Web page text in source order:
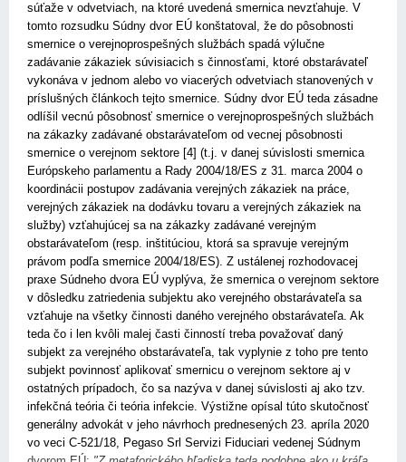
súťaže v odvetviach, na ktoré uvedená smernica nevzťahuje. V
tomto rozsudku Súdny dvor EÚ konštatoval, že do pôsobnosti
smernice o verejnoprospešných službách spadá výlučne
zadávanie zákaziek súvisiacich s činnosťami, ktoré obstarávateľ
vykonáva v jednom alebo vo viacerých odvetviach stanovených v
príslušných článkoch tejto smernice. Súdny dvor EÚ teda zásadne
odlíšil vecnú pôsobnosť smernice o verejnoprospešných službách
na zákazky zadávané obstarávateľom od vecnej pôsobnosti
smernice o verejnom sektore [4] (t.j. v danej súvislosti smernica
Európskeho parlamentu a Rady 2004/18/ES z 31. marca 2004 o
koordinácii postupov zadávania verejných zákaziek na práce,
verejných zákaziek na dodávku tovaru a verejných zákaziek na
služby) vzťahujúcej sa na zákazky zadávané verejným
obstarávateľom (resp. inštitúciou, ktorá sa spravuje verejným
právom podľa smernice 2004/18/ES). Z ustálenej rozhodovacej
praxe Súdneho dvora EÚ vyplýva, že smernica o verejnom sektore
v dôsledku zatriedenia subjektu ako verejného obstarávateľa sa
vzťahuje na všetky činnosti daného verejného obstarávateľa. Ak
teda čo i len kvôli malej časti činností treba považovať daný
subjekt za verejného obstarávateľa, tak vyplynie z toho pre tento
subjekt povinnosť aplikovať smernicu o verejnom sektore aj v
ostatných prípadoch, čo sa nazýva v danej súvislosti aj ako tzv.
infekčná teória či teória infekcie. Výstižne opísal túto skutočnosť
generálny advokát v jeho návrhoch prednesených 23. apríla 2020
vo veci C-521/18, Pegaso Srl Servizi Fiduciari vedenej Súdnym